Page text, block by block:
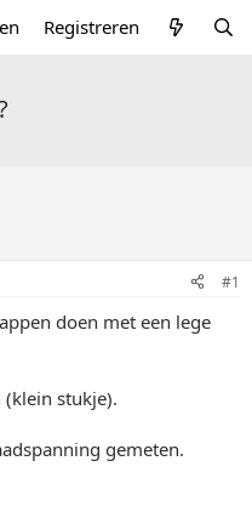
Registreren
#1
doen met een lege
stukje).
gemeten.